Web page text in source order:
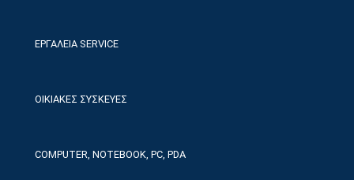
ΕΡΓΑΛΕΙΑ SERVICE
ΟΙΚΙΑΚΕΣ ΣΥΣΚΕΥΕΣ
COMPUTER, NOTEBOOK, PC, PDA